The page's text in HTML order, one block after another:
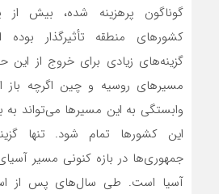
گوناگون پرهزینه شده، بیش
کشورهای منطقه تأثیرگذار
گزینه‌های زیادی برای خروج از این
مسیرهای روسیه و چین اگرچه باز
وابستگی به این مسیرها می‌تواند به
این کشورها تمام شود. تنها
جمهوری‌ها در بازه کنونی مسیر
آسیا است. طی سال‌های پس از